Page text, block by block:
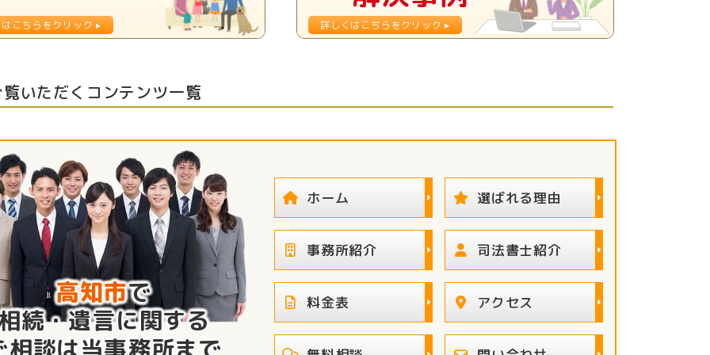
いただくコンテンツ一覧
高知市で
続・遺言に関する
相談は当事務所まで
ホーム 選ばれる理由
事務所紹介 司法書士紹介
料金表 アクセス